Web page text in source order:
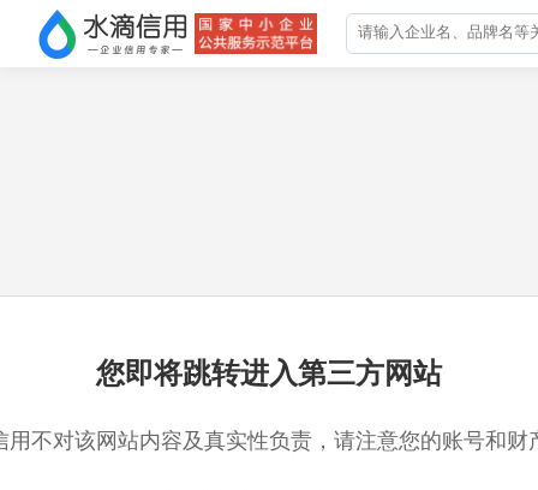
您即将跳转进入第三方网站
用不对该网站内容及真实性负责，请注意您的账号和财